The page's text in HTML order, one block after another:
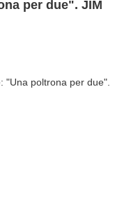
per due". JIM